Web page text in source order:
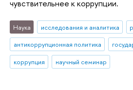
чувствительнее к коррупции.
Наука исследования и аналитика
антикоррупционная политика
коррупция
научный семинар